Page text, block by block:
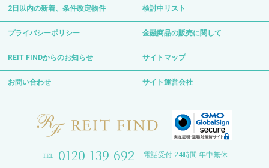
2日以内の新着、条件改定物件 検討中リスト
プライバシーポリシー 金融商品の販売に関して
REIT FINDからのお知らせ サイトマップ
お問い合わせ サイト運営会社
0120-139-692 電話受付 24時間 年中無休